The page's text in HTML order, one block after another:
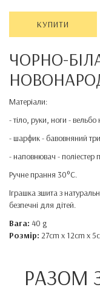
КУПИТИ
ЧОРНО-
Матеріали:
- тіло, руки, ноги - вельбо
- шарфик - бавовняний
- наповнювач - поліестер
Ручне прання 30°C.
Іграшка зшита з
безпечні для дітей.
Вага: 40 g
Розмір: 27cm x 12cm x
РАЗОМ